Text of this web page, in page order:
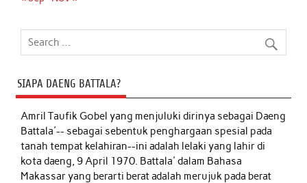
SIAPA DAENG BATTALA?
Amril Taufik Gobelyang menjuluki dirinya sebagai Daeng
Battala'-- sebagai sebentuk penghargaan spesial pada
tanah tempat kelahiran--ini adalah lelaki yang lahir di
kota daeng, 9 April 1970. Battala' dalam Bahasa
Makassar yang berarti berat adalah merujuk pada berat